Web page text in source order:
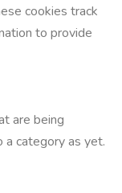
cookies track
to provide
are being
a category as yet.